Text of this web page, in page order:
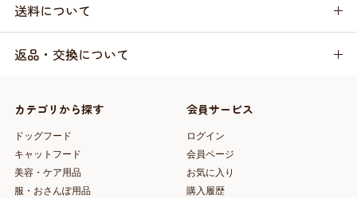
送料について
返品・交換について
カテゴリから探す
ドッグフード
キャットフード
美容・ケア用品
服・おさんぽ用品
会員サービス
ログイン
会員ページ
お気に入り
購入履歴